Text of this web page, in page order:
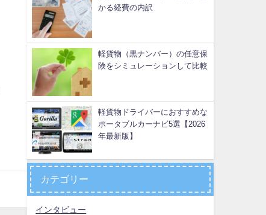
かる経費の内訳
軽貨物（黒ナンバー）の任意保
険をシミュレーションして比較
軽貨物ドライバーにおすすめな
ポータブルカーナビ5選【2026
年最新版】
カテゴリー
インタビュー